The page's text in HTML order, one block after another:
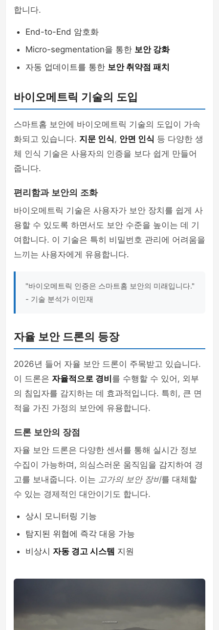
합니다.
End-to-End 암호화
Micro-segmentation을 통한 보안 강화
자동 업데이트를 통한 보안 취약점 패치
바이오메트릭 기술의 도입
스마트홈 보안에 바이오메트릭 기술의 도입이 가속
화되고 있습니다. 지문 인식, 안면 인식 등 다양한 생
체 인식 기술은 사용자의 인증을 보다 쉽게 만들어
줍니다.
편리함과 보안의 조화
바이오메트릭 기술은 사용자가 보안 장치를 쉽게 사
용할 수 있도록 하면서도 보안 수준을 높이는 데 기
여합니다. 이 기술은 특히 비밀번호 관리에 어려움을
느끼는 사용자에게 유용합니다.
"바이오메트릭 인증은 스마트홈 보안의 미래입니다."
- 기술 분석가 이민재
자율 보안 드론의 등장
2026년 들어 자율 보안 드론이 주목받고 있습니다.
이 드론은 자율적으로 경비 를 수행할 수 있어, 외부
의 침입자를 감지하는 데 효과적입니다. 특히, 큰 면
적을 가진 가정의 보안에 유용합니다.
드론 보안의 장점
자율 보안 드론은 다양한 센서를 통해 실시간 정보
수집이 가능하며, 의심스러운 움직임을 감지하여 경
고를 보내줍니다. 이는 고가의 보안 장비를 대체할
수 있는 경제적인 대안이기도 합니다.
상시 모니터링 기능
탐지된 위협에 즉각 대응 가능
비상시 자동 경고 시스템 지원